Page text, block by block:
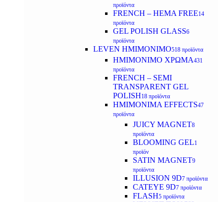
προϊόντα
FRENCH – HEMA FREE14
προϊόντα
GEL POLISH GLASS6
προϊόντα
LEVEN ΗΜΙΜΟΝΙΜΟ518 προϊόντα
ΗΜΙΜΟΝΙΜΟ ΧΡΩΜΑ431
προϊόντα
FRENCH – SEMI
TRANSPARENT GEL
POLISH18 προϊόντα
HMIMONIMA EFFECTS47
προϊόντα
JUICY MAGNET8
προϊόντα
BLOOMING GEL1
προϊόν
SATIN MAGNET9
προϊόντα
ILLUSION 9D7 προϊόντα
CATEYE 9D7 προϊόντα
FLASH5 προϊόντα